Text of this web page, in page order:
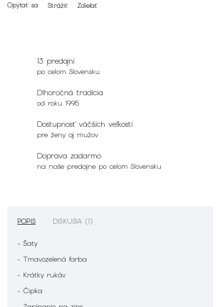
Opýtať sa Strážiť Zdieľať
13 predajní
po celom Slovensku
Dlhoročná tradícia
od roku 1995
Dostupnosť väčších veľkostí
pre ženy aj mužov
Doprava zadarmo
na naše predajne po celom Slovensku
POPIS DISKUSIA (1)
- Šaty
- Tmavozelená farba
- Krátky rukáv
- Čipka